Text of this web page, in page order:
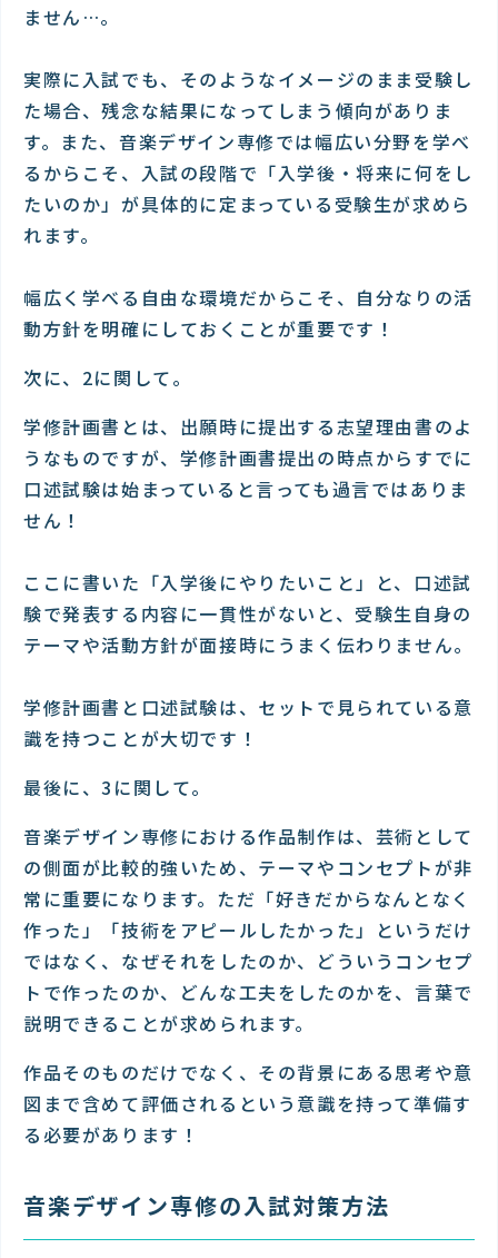
ません…。
実際に入試でも、そのようなイメージのまま受験し
た場合、残念な結果になってしまう傾向がありま
す。また、音楽デザイン専修では幅広い分野を学べ
るからこそ、入試の段階で「入学後・将来に何をし
たいのか」が具体的に定まっている受験生が求めら
れます。
幅広く学べる自由な環境だからこそ、自分なりの活
動方針を明確にしておくことが重要です！
次に、2に関して。
学修計画書とは、出願時に提出する志望理由書のよ
うなものですが、学修計画書提出の時点からすでに
口述試験は始まっていると言っても過言ではありま
せん！
ここに書いた「入学後にやりたいこと」と、口述試
験で発表する内容に一貫性がないと、受験生自身の
テーマや活動方針が面接時にうまく伝わりません。
学修計画書と口述試験は、セットで見られている意
識を持つことが大切です！
最後に、3に関して。
音楽デザイン専修における作品制作は、芸術として
の側面が比較的強いため、テーマやコンセプトが非
常に重要になります。ただ「好きだからなんとなく
作った」「技術をアピールしたかった」というだけ
ではなく、なぜそれをしたのか、どういうコンセプ
トで作ったのか、どんな工夫をしたのかを、言葉で
説明できることが求められます。
作品そのものだけでなく、その背景にある思考や意
図まで含めて評価されるという意識を持って準備す
る必要があります！
音楽デザイン専修の入試対策方法